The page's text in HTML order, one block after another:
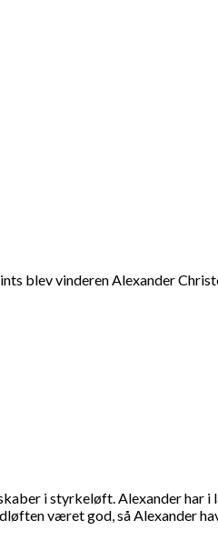
blev vinderen Alexander
i styrkeløft. Alexander har
været god, så Alexander